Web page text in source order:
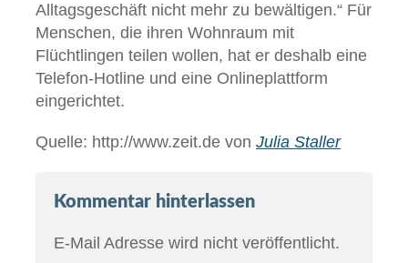
Alltagsgeschäft nicht mehr zu bewältigen.“ Für
Menschen, die ihren Wohnraum mit
Flüchtlingen teilen wollen, hat er deshalb eine
Telefon-Hotline und eine Onlineplattform
eingerichtet.
Quelle: http://www.zeit.de von Julia Staller
Kommentar hinterlassen
E-Mail Adresse wird nicht veröffentlicht.